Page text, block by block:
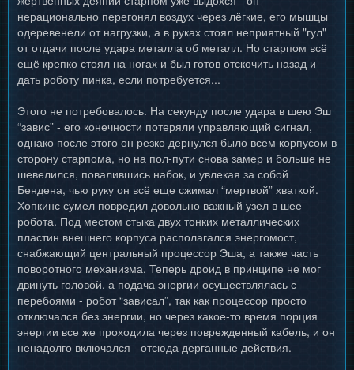
нерационально перегонял воздух через лёгкие, его мышцы
одеревенели от нагрузки, а в руках стоял неприятный "гул"
от отдачи после удара металла об металл. Но старпом всё
ещё крепко стоял на ногах и был готов отскочить назад и
дать роботу пинка, если потребуется...
Этого не потребовалось. На секунду после удара в шею Эш
“завис” - его конечности потеряли управляющий сигнал,
однако после этого он резко дернулся было всем корпусом в
сторону старпома, но на пол-пути снова замер и больше не
шевелился, повалившись набок, и увлекая за собой
Бендена, чью руку он всё еще сжимал “мертвой” хваткой.
Хопкинс сумел повредил довольно важный узел в шее
робота. Под местом стыка двух тонких металлических
пластин внешнего корпуса располагался энергомост,
снабжающий центральный процессор Эша, а также часть
поворотного механизма. Теперь дроид в принципе не мог
двинуть головой, а подача энергии осуществлялась с
перебоями - робот “зависал”, так как процессор просто
отключался без энергии, но через какое-то время порция
энергии все же проходила через поврежденный кабель, и он
ненадолго включался - отсюда дерганные действия.